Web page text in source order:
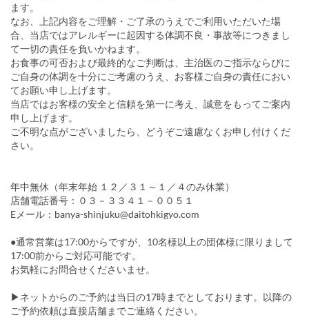
ます。
なお、上記内容をご理解・ご了承のうえでご利用いただいた場
合、当店ではアレルギーに起因する体調不良・事故等につきまし
て一切の責任を負いかねます。
お食事の可否および最終的なご判断は、主治医のご指示ならびに
ご自身の体調を十分にご考慮のうえ、お客様ご自身の責任におい
てお願い申し上げます。
当店ではお客様の安全と信頼を第一に考え、誠意をもってご案内
申し上げます。
ご不明な点がございましたら、どうぞご遠慮なくお申し付けくだ
さい。
年中無休（年末年始 １２／３１～１／４のみ休業）
店舗電話番号：０３－３３４１－００５１
Eメール：banya-shinjuku@daitohkigyo.com
●通常営業は17:00からですが、10名様以上の団体様に限りまして
17:00前からご対応可能です。
お気軽にお問合せくださいませ。
▶︎ネットからのご予約は当日の17時までとしております。以降の
ご予約依頼は直接店舗までご連絡ください。